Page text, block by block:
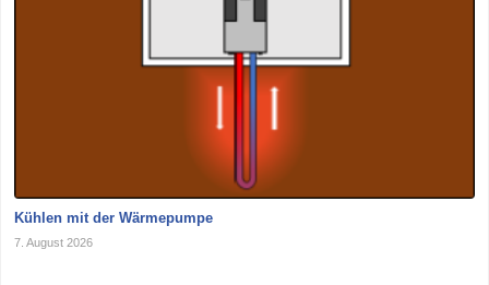
Kühlen mit der Wärmepumpe
7. August 2026